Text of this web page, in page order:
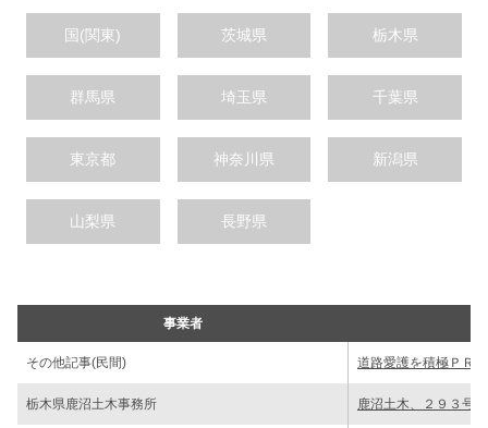
国(関東) 茨城県 栃木県
群馬県 埼玉県 千葉県
東京都 神奈川県 新潟県
山梨県 長野県
事業者
その他記事(民間) 道路愛護を積極ＰＲ
栃木県鹿沼土木事務所 鹿沼土木、２９３号